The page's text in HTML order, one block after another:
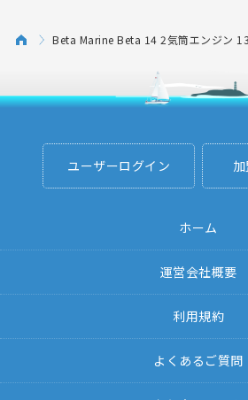
Beta Marine Beta 14 2気筒エンジン
ユーザーログイン
ホーム
運営会社概要
利用規約
よくあるご質問